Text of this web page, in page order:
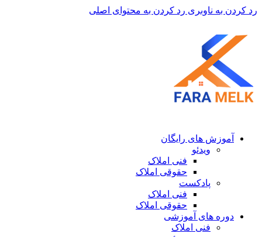
رد کردن به ناوبری رد کردن به محتوای اصلی
آموزش های رایگان
ویدئو
فنی املاک
حقوقی املاک
پادکست
فنی املاک
حقوقی املاک
دوره های آموزشی
فنی املاک